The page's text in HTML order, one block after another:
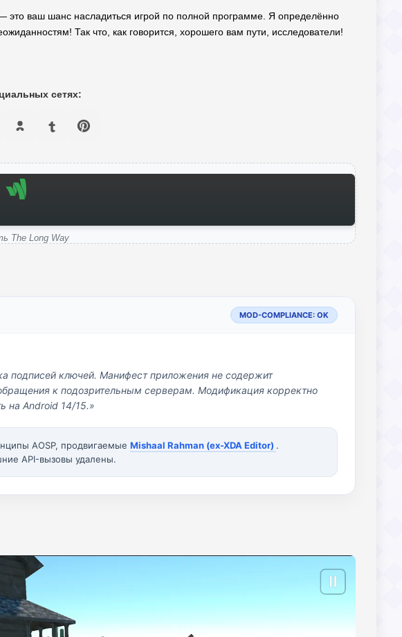
ваш шанс насладиться игрой по полной программе. Я определённо
Так что, как говорится, хорошего вам пути, исследователи!
сетях:
The Long Way
MOD-COMPLIANCE: OK
подписей ключей. Манифест приложения не содержит
к подозрительным серверам. Модификация корректно
на Android 14/15.»
AOSP, продвигаемые Mishaal Rahman (ex-XDA Editor) .
API-вызовы удалены.